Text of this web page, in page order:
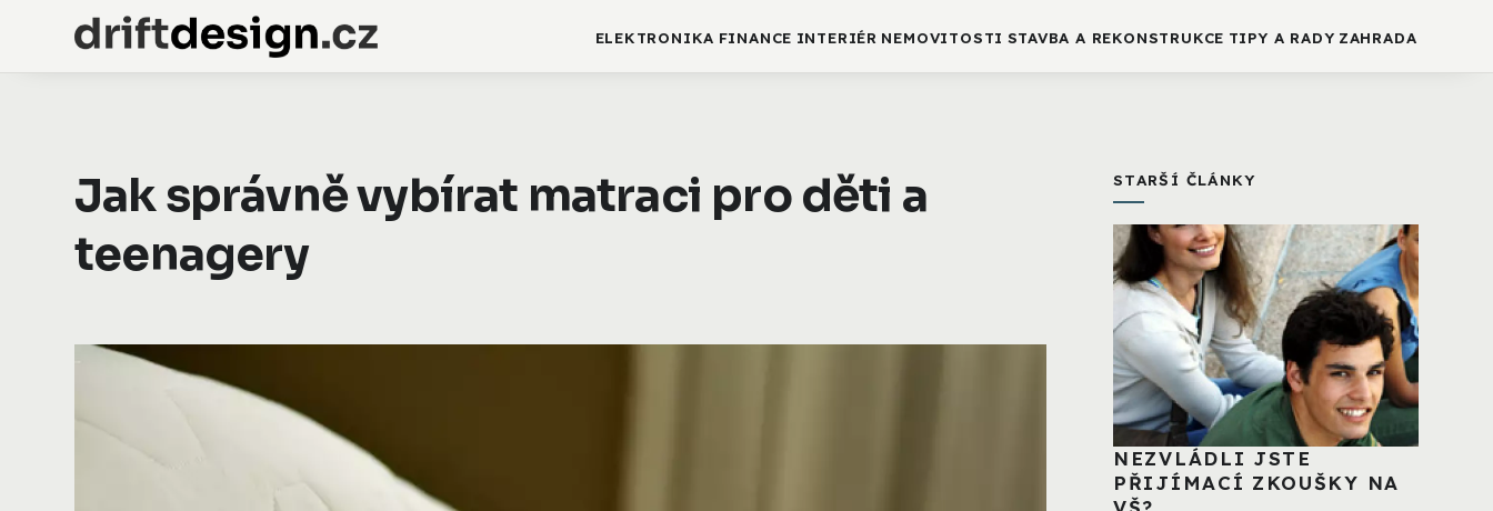
ELEKTRONIKA FINANCE INTERIÉR NEMOVITOSTI STAVBA A REKONSTRUKCE TIPY A RADY ZAHRADA
Jak správně vybírat matraci pro děti a
teenagery
STARŠÍ ČLÁNKY
NEZVLÁDLI JSTE
PŘIJÍMACÍ ZKOUŠKY NA